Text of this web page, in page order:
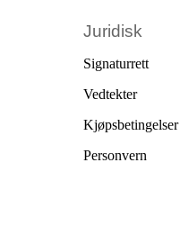
Juridisk
Signaturrett
Vedtekter
Kjøpsbetingelser
Personvern